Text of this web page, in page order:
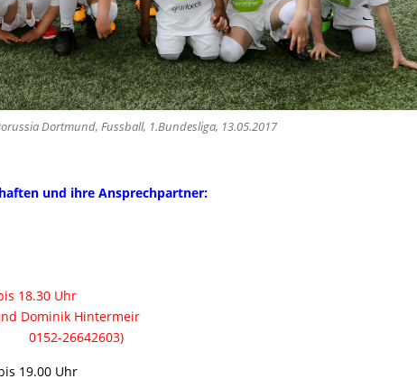
Dortmund, Fussball, 1.Bundesliga, 13.05.2017
und ihre Ansprechpartner:
Uhr
Dominik Hintermeir
Uhr